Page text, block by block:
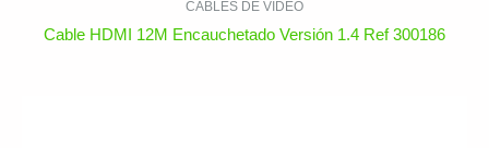
CABLES DE VIDEO
Cable HDMI 12M Encauchetado Versión 1.4 Ref 300186